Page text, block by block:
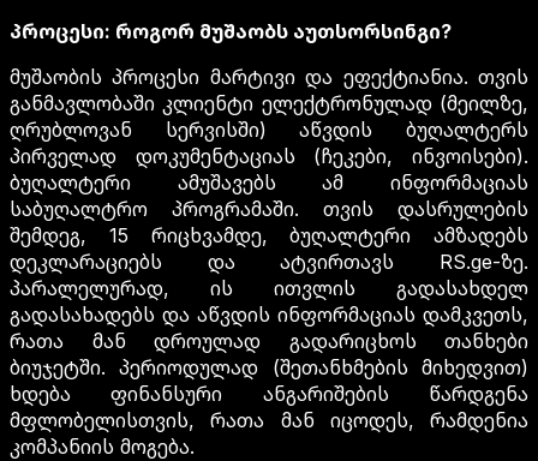
პროცესი: როგორ მუშაობს აუთსორსინგი?
მუშაობის პროცესი მარტივი და ეფექტიანია. თვის
განმავლობაში კლიენტი ელექტრონულად (მეილზე,
ღრუბლოვან სერვისში) აწვდის ბუღალტერს
პირველად დოკუმენტაციას (ჩეკები, ინვოისები).
ბუღალტერი ამუშავებს ამ ინფორმაციას
საბუღალტრო პროგრამაში. თვის დასრულების
შემდეგ, 15 რიცხვამდე, ბუღალტერი ამზადებს
დეკლარაციებს და ატვირთავს RS.ge-ზე.
პარალელურად, ის ითვლის გადასახდელ
გადასახადებს და აწვდის ინფორმაციას დამკვეთს,
რათა მან დროულად გადარიცხოს თანხები
ბიუჯეტში. პერიოდულად (შეთანხმების მიხედვით)
ხდება ფინანსური ანგარიშების წარდგენა
მფლობელისთვის, რათა მან იცოდეს, რამდენია
კომპანიის მოგება.